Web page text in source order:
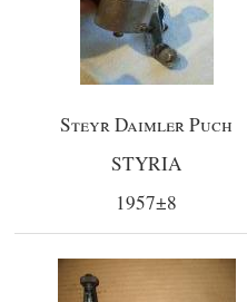
Steyr Daimler Puch
STYRIA
1957±8